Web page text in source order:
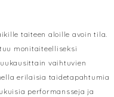
taiteen aloille avoin tila.
monitaiteelliseksi
vaihtuvien
erilaisia taidetapahtumia
performansseja ja